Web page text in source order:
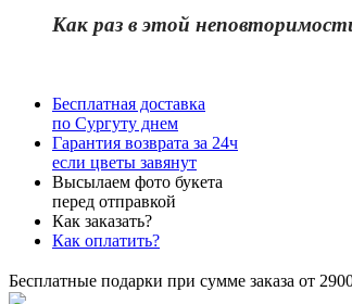
Как раз в этой
Бесплатная доставка
по Сургуту днем
Гарантия возврата за 24ч
если цветы завянут
Высылаем фото букета
перед отправкой
Как заказать?
Как оплатить?
Бесплатные подарки при сумме заказа от